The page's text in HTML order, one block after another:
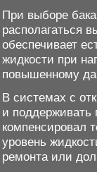
При выборе
располагаться
обеспечивает
жидкости при
повышенному
В системах с
и поддерживать
компенсировал
уровень
ремонта или